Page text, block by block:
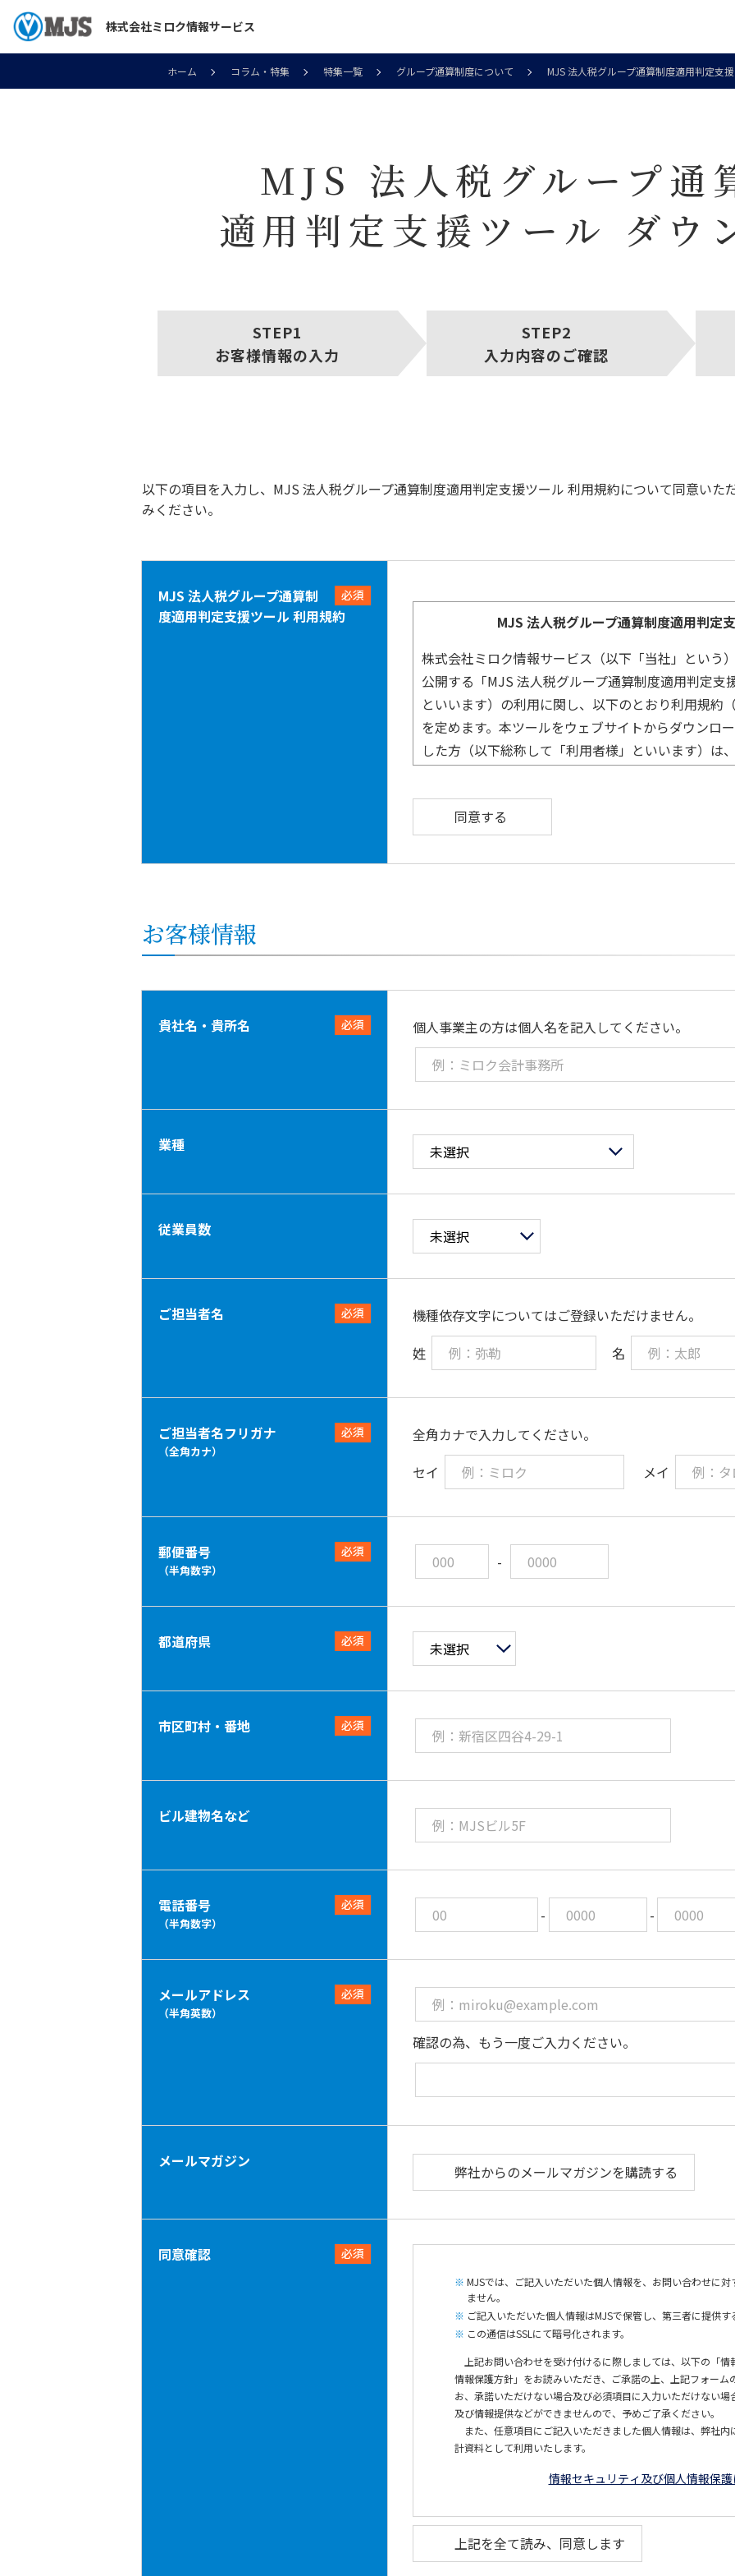
株式会社ミロク情報サービス
ホーム コラム・特集 特集一覧 グループ通算制度について MJS 法人税グループ通算制度適用判定支
MJS 法人税グループ通
適用判定支援ツール ダウ
お客様情報の入力 入力内容のご確認
以下の項目を入力し、MJS 法人税グループ通算制度適用判定支援ツール 利用規約について同意いた
みください。
必須
MJS 法人税グループ通算制
度適用判定支援ツール 利用規約
MJS 法人税グループ通算制度適用判定
株式会社ミロク情報サービス（以下「当社」という
公開する「MJS 法人税グループ通算制度適用判定支
といいます）の利用に関し、以下のとおり利用規約
を定めます。本ツールをウェブサイトからダウンロ
した方（以下総称して「利用者様」といいます）は
第1条（無料提供）
当社は、本規約に同意した方に対し、無料で本ツー
ツール内の注記、使用ガイドおよび使用説明書に従
本ツールの著作権は当社に帰属します。
以下の行為を禁止します。
（1）本ツールを再配布すること
（2）本ツールを改変、リバースエンジニアリングす
（5）本ツールの著作権表示を削除すること
（6）その他、当社に損害を与えること
当社は、利用者様が本規約に違反した場合、利用者
請求することができます。
当社は、本ツールの全部または一部の提供を廃止す
よって利用者様または第三者に発生した損害につい
ん。
１．当社は、本ツールにおいて、記載の誤り、出力
契約不適合があった場合でも、修補または交換する
義務を一切負わないものとします。
す。
第7条（個人情報の取扱い）
て利用者様からお預かりした個人情報を、当社の
切に取扱います。本方針に定める、利用者様の個人
す。
（1）セミナー・展示会等のイベントご案内、商品・
提供、商品・サービスのご提案またはご提供、販売
（2）より良い商品・サービス開発のための調査・
（3）利用者様との連絡、協力、交渉、契約の履行、
ご案内が不要な利用者様は、当社にお申し出いただ
２．当社は、当社のグループ会社および当社システ
人会またはその連合会と共同して行う事業活動に必
を当該会社・団体に提供することがあります。この
第8条（本規約の変更）
当社は、本規約を変更する旨および変更後の本規約
ウェブサイト上に掲載することにより、利用者様の
同意する
お客様情報
必須
貴社名・貴所名 個人事業主の方は個人名を記入してください。
業種
従業員数
必須
ご担当者名
機種依存文字についてはご登録いただけません。
姓
名
必須
ご担当者名フリガナ
（全角カナ）
全角カナで入力してください。
セイ
メイ
必須
郵便番号
（半角数字） -
必須
都道府県
必須
市区町村・番地
ビル建物名など
必須
電話番号
（半角数字） - -
必須
メールアドレス
（半角英数）
確認の為、もう一度ご入力ください。
メールマガジン
弊社からのメールマガジンを購読する
必須
同意確認
MJSでは、ご記入いただいた個人情報を、お問い合わせに
ません。
ご記入いただいた個人情報はMJSで保管し、第三者に提供す
この通信はSSLにて暗号化されます。
上記お問い合わせを受け付けるに際しましては、以下の「情
情報保護方針」をお読みいただき、ご承諾の上、上記フォー
お、承諾いただけない場合及び必須項目に入力いただけない
及び情報提供などができませんので、予めご了承ください。
また、任意項目にご記入いただきました個人情報は、弊社内
計資料として利用いたします。
情報セキュリティ及び個人情報保
上記を全て読み、同意します